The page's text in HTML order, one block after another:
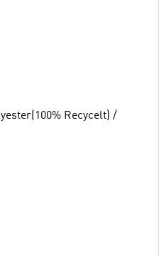
Recycelt) /